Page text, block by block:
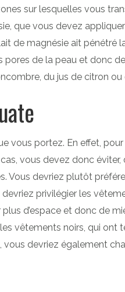
sur lesquelles vous
que vous devez
de magnésie ait pénétré
de la peau et donc
du jus de citron ou
vous portez. En effet,
vous devez donc
Vous devriez plutôt
privilégier les
d’espace et donc de
vêtements noirs, qui ont
vous devriez également